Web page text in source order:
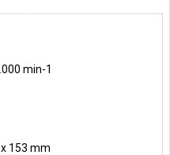
min-1
153 mm